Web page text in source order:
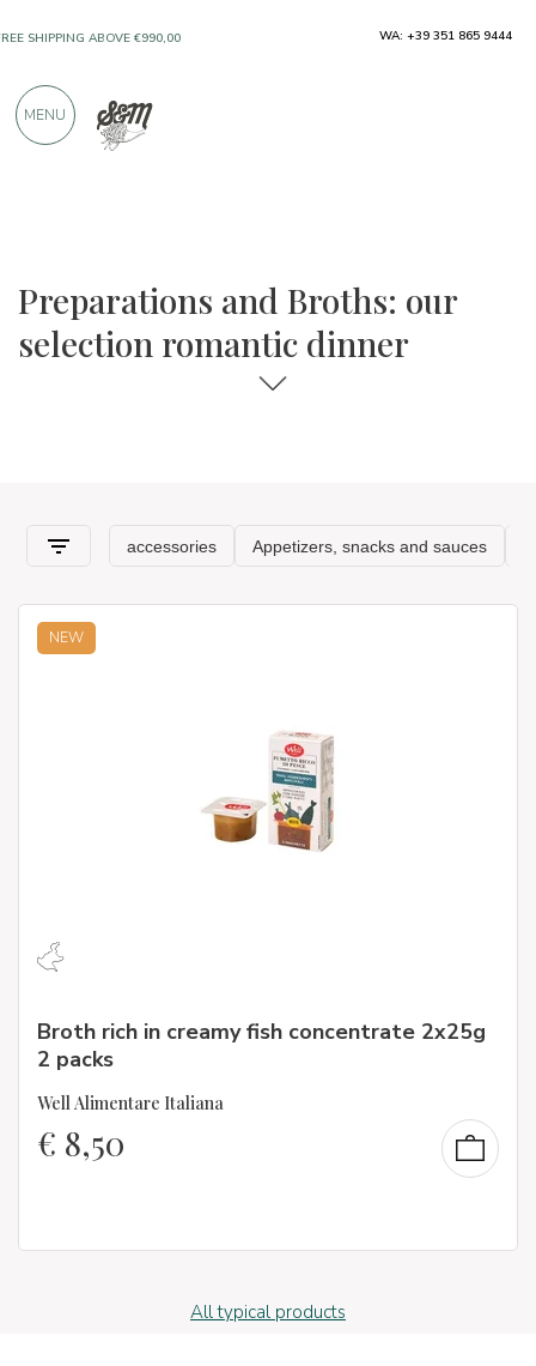
Preparations and Broths: our
selection romantic dinner
NEW
Broth rich in creamy fish concentrate 2x25g
2 packs
Well Alimentare Italiana
€ 8,50
All typical products
SHIPPING ABOVE €990,00
PRODUCTS FROM EXCELLENT
WA: +39 351 865 9444
MENU